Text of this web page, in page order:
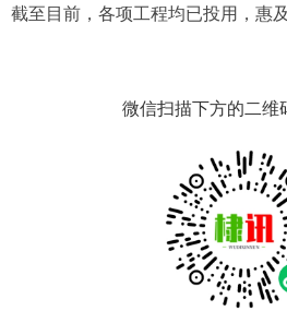
截至目前，各项工程均已投用，惠及
微信扫描下方的二维